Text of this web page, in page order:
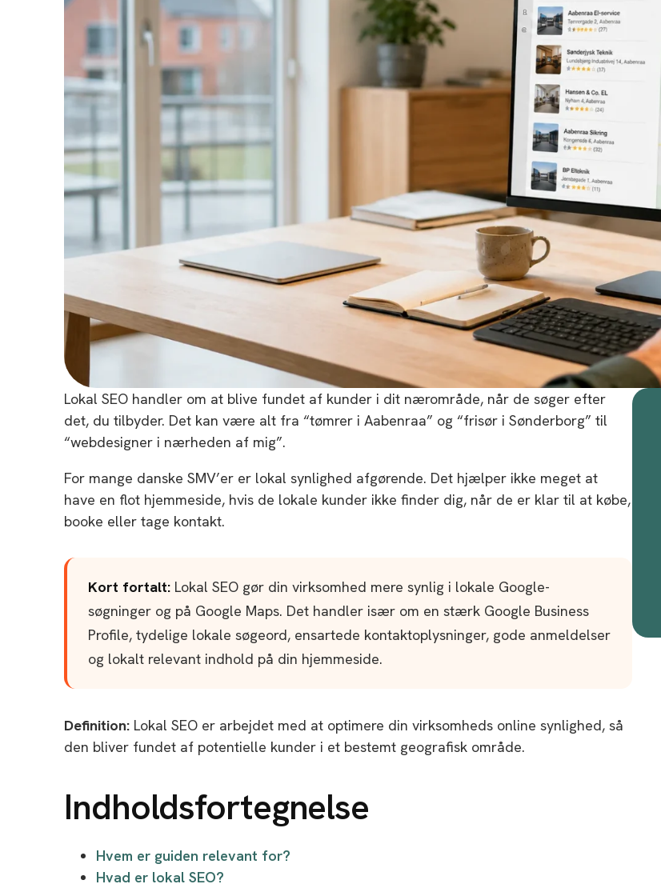
Lokal SEO handler om at blive fundet af kunder i dit nærområde, når de søger efter
det, du tilbyder. Det kan være alt fra “tømrer i Aabenraa” og “frisør i Sønderborg” til
“webdesigner i nærheden af mig”.
For mange danske SMV’er er lokal synlighed afgørende. Det hjælper ikke meget at
have en flot hjemmeside, hvis de lokale kunder ikke finder dig, når de er klar til at købe,
booke eller tage kontakt.
Kort fortalt: Lokal SEO gør din virksomhed mere synlig i lokale Google-
søgninger og på Google Maps. Det handler især om en stærk Google Business
Profile, tydelige lokale søgeord, ensartede kontaktoplysninger, gode anmeldelser
og lokalt relevant indhold på din hjemmeside.
Definition: Lokal SEO er arbejdet med at optimere din virksomheds online synlighed, så
den bliver fundet af potentielle kunder i et bestemt geografisk område.
Indholdsfortegnelse
Hvem er guiden relevant for?
Hvad er lokal SEO?